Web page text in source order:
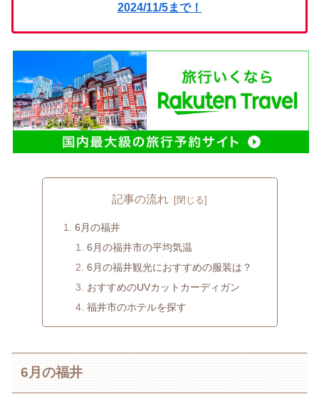
2024/11/5まで！
記事の流れ
6月の福井
6月の福井市の平均気温
6月の福井観光におすすめの服装は？
おすすめのUVカットカーディガン
福井市のホテルを探す
6月の福井